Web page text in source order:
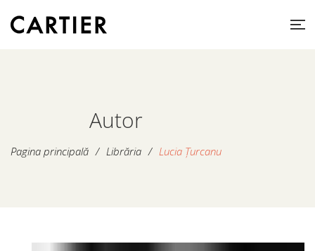
Autor
Pagina principală / Librăria / Lucia Țurcanu